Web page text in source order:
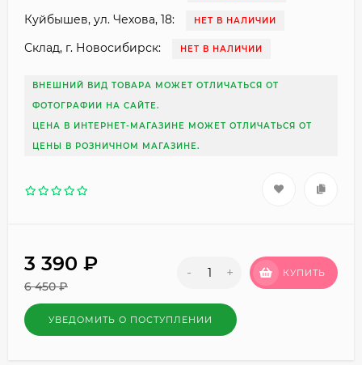
Куйбышев, ул. Чехова, 18: НЕТ В НАЛИЧИИ
Склад, г. Новосибирск: НЕТ В НАЛИЧИИ
ВНЕШНИЙ ВИД ТОВАРА МОЖЕТ ОТЛИЧАТЬСЯ ОТ
ФОТОГРАФИИ НА САЙТЕ.
ЦЕНА В ИНТЕРНЕТ-МАГАЗИНЕ МОЖЕТ ОТЛИЧАТЬСЯ ОТ
ЦЕНЫ В РОЗНИЧНОМ МАГАЗИНЕ.
3 390 ₽
6 450₽
- + КУПИТЬ
УВЕДОМИТЬ О ПОСТУПЛЕНИИ